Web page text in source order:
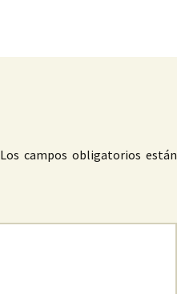
Los campos obligatorios están